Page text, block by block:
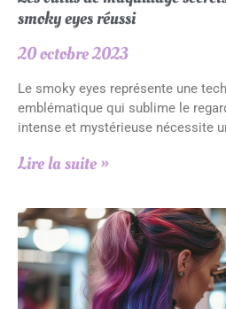
smoky eyes réussi
20 octobre 2023
Le smoky eyes représente une
emblématique qui sublime le
intense et mystérieuse nécessite
Lire la suite »